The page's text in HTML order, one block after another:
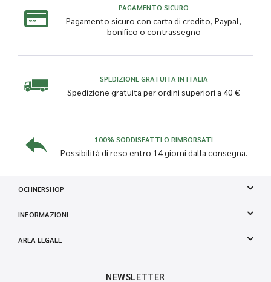
PAGAMENTO SICURO
Pagamento sicuro con carta di credito, Paypal,
bonifico o contrassegno
SPEDIZIONE GRATUITA IN ITALIA
Spedizione gratuita per ordini superiori a 40 €
100% SODDISFATTI O RIMBORSATI
Possibilità di reso entro 14 giorni dalla consegna.
OCHNERSHOP
INFORMAZIONI
AREA LEGALE
NEWSLETTER